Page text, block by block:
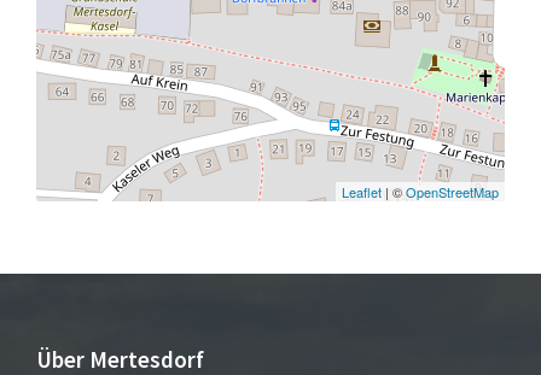
Leaflet | ©OpenStreetMap
Über Mertesdorf